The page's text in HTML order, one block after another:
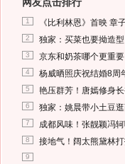
1 《比利林恩》首映 章
2 独家：买菜也要拗造
3 京东和奶茶哪个更重
4 杨威晒照庆祝结婚8周
5 艳压群芳！唐嫣修身
6 独家：姚晨带小土豆
7 成都风味！张靓颖冯
8 接地气！阔太熊黛林
9